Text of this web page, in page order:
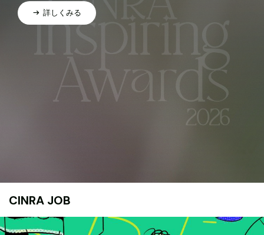
詳しくみる
CINRA JOB